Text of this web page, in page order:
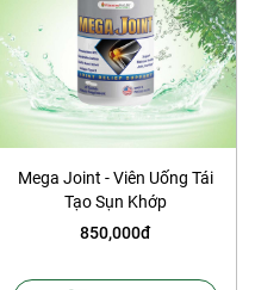
Mega Joint - Viên Uống Tái
Tạo Sụn Khớp
850,000đ